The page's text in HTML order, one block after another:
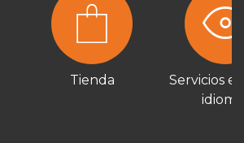
Tienda
Servicios